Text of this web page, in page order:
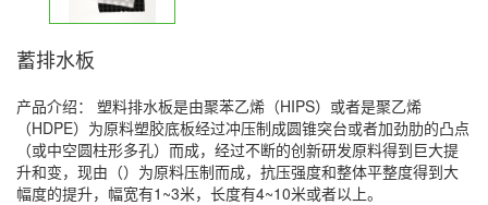
蓄排水板
产品介绍： 塑料排水板是由聚苯乙烯（HIPS）或者是聚乙烯
（HDPE）为原料塑胶底板经过冲压制成圆锥突台或者加劲肋的凸点
（或中空圆柱形多孔）而成，经过不断的创新研发原料得到巨大提
升和变，现由（）为原料压制而成，抗压强度和整体平整度得到大
幅度的提升，幅宽有1~3米，长度有4~10米或者以上。